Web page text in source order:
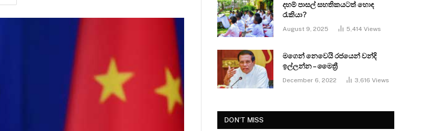
දහම් පාසල් සහතිකයටත් හොඳ
රැකියා?
August 9, 2025 5,414 Views
මගෙන් නෙවෙයි රජයෙන් වන්දි
ඉල්ලන්න – මෛත්‍රී
December 6, 2022 3,616 Views
DON'T MISS